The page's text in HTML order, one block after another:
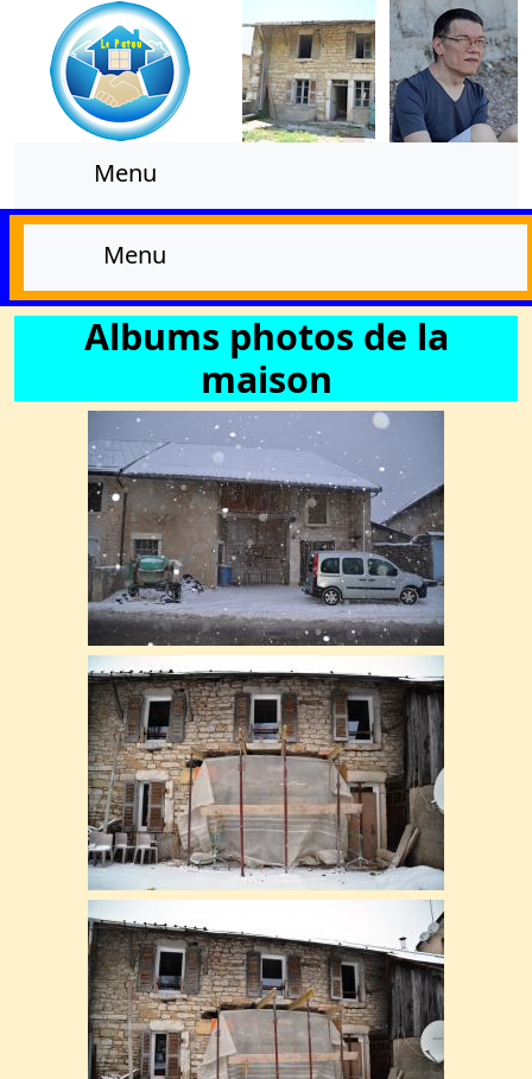
Menu
Menu
Albums photos de la
maison